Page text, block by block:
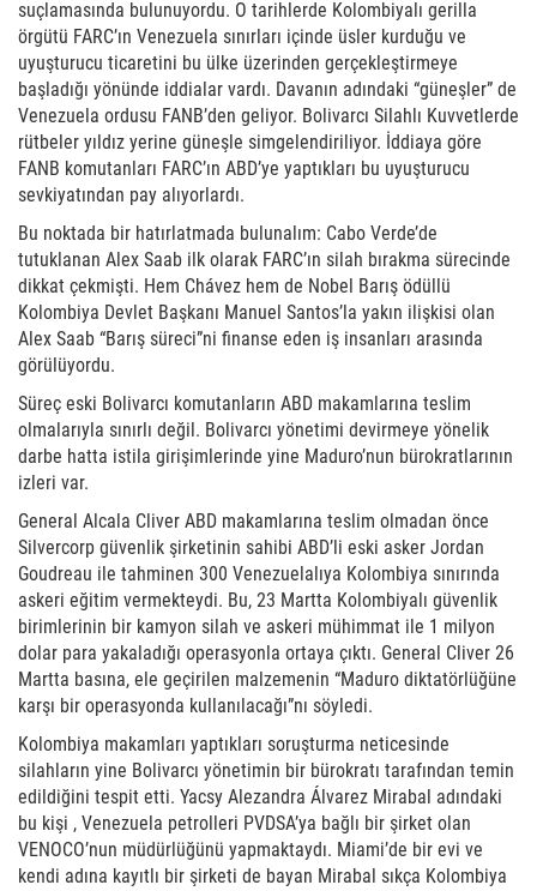
suçlamasında bulunuyordu. O tarihlerde Kolombiyalı gerilla
örgütü FARC’ın Venezuela sınırları içinde üsler kurduğu ve
uyuşturucu ticaretini bu ülke üzerinden gerçekleştirmeye
başladığı yönünde iddialar vardı. Davanın adındaki “güneşler” de
Venezuela ordusu FANB’den geliyor. Bolivarcı Silahlı Kuvvetlerde
rütbeler yıldız yerine güneşle simgelendiriliyor. İddiaya göre
FANB komutanları FARC’ın ABD’ye yaptıkları bu uyuşturucu
sevkiyatından pay alıyorlardı.
Bu noktada bir hatırlatmada bulunalım: Cabo Verde’de
tutuklanan Alex Saab ilk olarak FARC’ın silah bırakma sürecinde
dikkat çekmişti. Hem Chávez hem de Nobel Barış ödüllü
Kolombiya Devlet Başkanı Manuel Santos’la yakın ilişkisi olan
Alex Saab “Barış süreci”ni finanse eden iş insanları arasında
görülüyordu.
Süreç eski Bolivarcı komutanların ABD makamlarına teslim
olmalarıyla sınırlı değil. Bolivarcı yönetimi devirmeye yönelik
darbe hatta istila girişimlerinde yine Maduro’nun bürokratlarının
izleri var.
General Alcala Cliver ABD makamlarına teslim olmadan önce
Silvercorp güvenlik şirketinin sahibi ABD’li eski asker Jordan
Goudreau ile tahminen 300 Venezuelalıya Kolombiya sınırında
askeri eğitim vermekteydi. Bu, 23 Martta Kolombiyalı güvenlik
birimlerinin bir kamyon silah ve askeri mühimmat ile 1 milyon
dolar para yakaladığı operasyonla ortaya çıktı. General Cliver 26
Martta basına, ele geçirilen malzemenin “Maduro diktatörlüğüne
karşı bir operasyonda kullanılacağı”nı söyledi.
Kolombiya makamları yaptıkları soruşturma neticesinde
silahların yine Bolivarcı yönetimin bir bürokratı tarafından temin
edildiğini tespit etti. Yacsy Alezandra Álvarez Mirabal adındaki
bu kişi , Venezuela petrolleri PVDSA’ya bağlı bir şirket olan
VENOCO’nun müdürlüğünü yapmaktaydı. Miami’de bir evi ve
kendi adına kayıtlı bir şirketi de bayan Mirabal sıkça Kolombiya